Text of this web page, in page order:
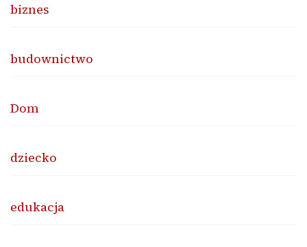
biznes
budownictwo
Dom
dziecko
edukacja